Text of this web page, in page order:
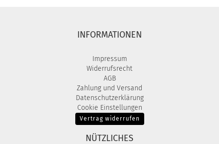
INFORMATIONEN
Impressum
Widerrufsrecht
AGB
Zahlung und Versand
Datenschutzerklärung
Cookie Einstellungen
Vertrag widerrufen
NÜTZLICHES